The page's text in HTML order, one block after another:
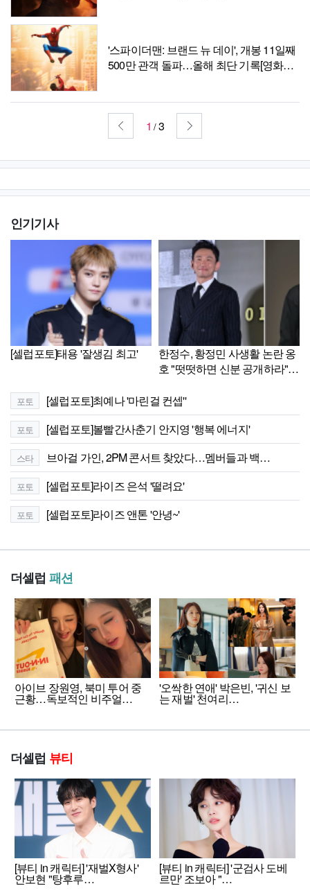
'스파이더맨: 브랜드 뉴 데이', 개봉 11일째
500만 관객 돌파…올해 최단 기록[영화랭
1 /3
인기기사
[셀럽포토]태용 '잘생김 최고'
한정수, 황정민 사생활 논란 옹
호 "떳떳하면 신분 공개하라"
포토 [셀럽포토]최예나 '마린걸 컨셉''
포토 [셀럽포토]볼빨간사춘기 안지영 '행복 에너지'
스타 브아걸 가인, 2PM 콘서트 찾았다…멤버들과 백…
포토 [셀럽포토]라이즈 은석 '떨려요'
포토 [셀럽포토]라이즈 앤톤 '안녕~'
더셀럽 패션
아이브 장원영, 북미 투어 중
근황…독보적인 비주얼…
'오싹한 연애' 박은빈, '귀신 보
는 재벌' 천여리…
더셀럽 뷰티
[뷰티 in 캐릭터] '재벌X형사'
안보현 "탕후루…
[뷰티 in 캐릭터] '군검사 도베
르만' 조보아 "…